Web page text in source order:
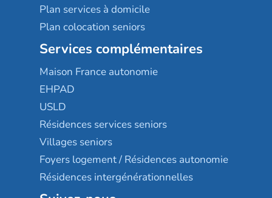
Plan services à domicile
Plan colocation seniors
Services complémentaires
Maison France autonomie
EHPAD
USLD
Résidences services seniors
Villages seniors
Foyers logement / Résidences autonomie
Résidences intergénérationnelles